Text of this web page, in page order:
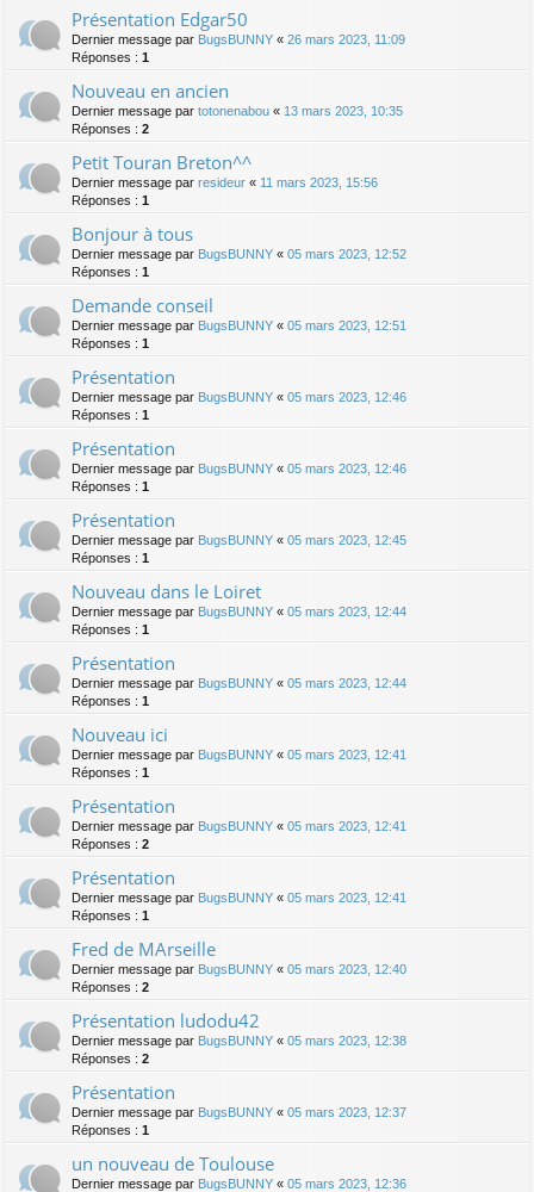
Présentation Edgar50
Dernier message par BugsBUNNY « 26 mars 2023, 11:09
Réponses : 1
Nouveau en ancien
Dernier message par totonenabou « 13 mars 2023, 10:35
Réponses : 2
Petit Touran Breton^^
Dernier message par resideur « 11 mars 2023, 15:56
Réponses : 1
Bonjour à tous
Dernier message par BugsBUNNY « 05 mars 2023, 12:52
Réponses : 1
Demande conseil
Dernier message par BugsBUNNY « 05 mars 2023, 12:51
Réponses : 1
Présentation
Dernier message par BugsBUNNY « 05 mars 2023, 12:46
Réponses : 1
Présentation
Dernier message par BugsBUNNY « 05 mars 2023, 12:46
Réponses : 1
Présentation
Dernier message par BugsBUNNY « 05 mars 2023, 12:45
Réponses : 1
Nouveau dans le Loiret
Dernier message par BugsBUNNY « 05 mars 2023, 12:44
Réponses : 1
Présentation
Dernier message par BugsBUNNY « 05 mars 2023, 12:44
Réponses : 1
Nouveau ici
Dernier message par BugsBUNNY « 05 mars 2023, 12:41
Réponses : 1
Présentation
Dernier message par BugsBUNNY « 05 mars 2023, 12:41
Réponses : 2
Présentation
Dernier message par BugsBUNNY « 05 mars 2023, 12:41
Réponses : 1
Fred de MArseille
Dernier message par BugsBUNNY « 05 mars 2023, 12:40
Réponses : 2
Présentation ludodu42
Dernier message par BugsBUNNY « 05 mars 2023, 12:38
Réponses : 2
Présentation
Dernier message par BugsBUNNY « 05 mars 2023, 12:37
Réponses : 1
un nouveau de Toulouse
Dernier message par BugsBUNNY « 05 mars 2023, 12:36